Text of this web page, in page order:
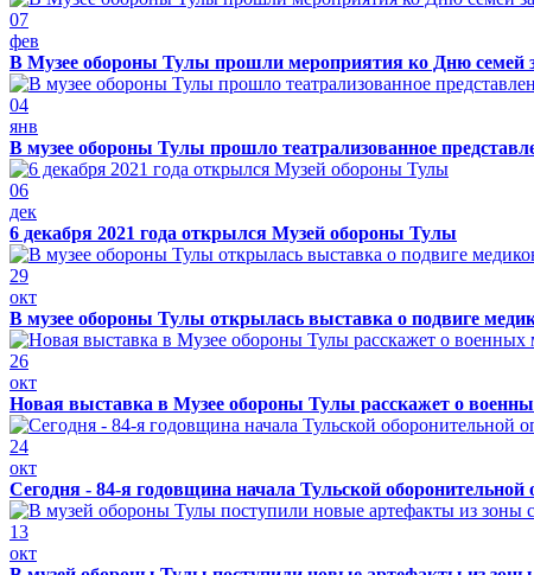
07
фев
В Музее обороны Тулы прошли мероприятия ко Дню семей
04
янв
В музее обороны Тулы прошло театрализованное
06
дек
6 декабря 2021 года открылся Музей обороны Тулы
29
окт
В музее обороны Тулы открылась выставка о подвиге
26
окт
Новая выставка в Музее обороны Тулы расскажет о
24
окт
Сегодня - 84-я годовщина начала Тульской оборонительной
13
окт